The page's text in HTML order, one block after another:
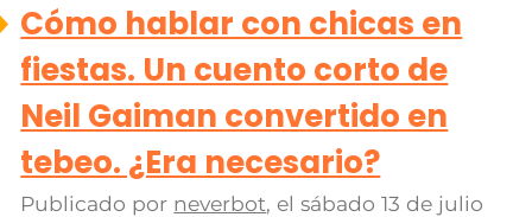
Cómo hablar con chicas en
fiestas. Un cuento corto de
Neil Gaiman convertido en
tebeo. ¿Era necesario?
Publicado por neverbot, elsábado 13 de julio